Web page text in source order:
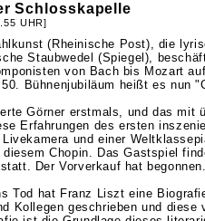
Schlosskapelle
UHR]
(Rheinische Post), die
Staubwedel (Spiegel),
von Bach bis Mozart
Bühnenjubiläum heißt es nun
Görner erstmals, und das mit
Erfahrungen des ersten
und einer
Chopin. Das Gastspiel
Der Vorverkauf hat
Tod hat Franz Liszt eine
Kollegen geschrieben und diese